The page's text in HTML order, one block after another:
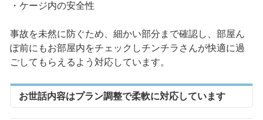
・ケージ内の安全性
事故を未然に防ぐため、細かい部分まで確認し、部屋ん
ぽ前にもお部屋内をチェックしチンチラさんが快適に過
ごしてもらえるよう対応しています。
お世話内容はプラン調整で柔軟に対応しています